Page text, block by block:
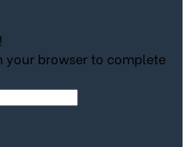
your browser to complete